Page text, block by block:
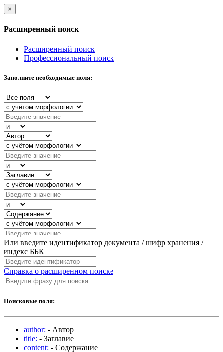
×
Расширенный поиск
Расширенный поиск
Профессиональный поиск
Заполните необходимые поля:
Или введите идентификатор документа / шифр хранения /
индекс ББК
Справка о расширенном поиске
Поисковые поля:
author: - Автор
title: - Заглавие
content: - Содержание